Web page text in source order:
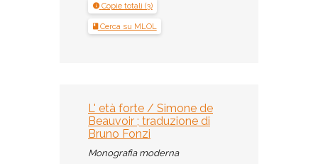
Copie totali (3)
Cerca su MLOL
L' età forte / Simone de
Beauvoir ; traduzione di
Bruno Fonzi
Monografia moderna